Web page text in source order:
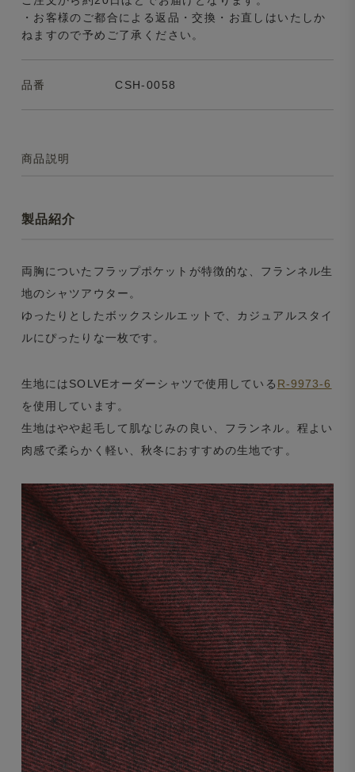
・お客様のご都合による返品・交換・お直しはいたしか
ねますので予めご了承ください。
品番 CSH-0058
商品説明
製品紹介
両胸についたフラップポケットが特徴的な、フランネル生
地のシャツアウター。
ゆったりとしたボックスシルエットで、カジュアルスタイ
ルにぴったりな一枚です。
生地にはSOLVEオーダーシャツで使用している R-9973-6
を使用しています。
生地はやや起毛して肌なじみの良い、フランネル。程よい
肉感で柔らかく軽い、秋冬におすすめの生地です。